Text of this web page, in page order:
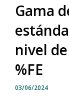
Gama
nivel
%FE
03/06/2024